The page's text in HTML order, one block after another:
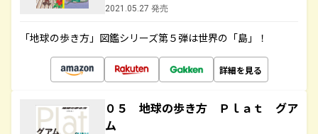
2021.05.27 発売
「地球の歩き方」図鑑シリーズ第５弾は世界の「島」！
詳細を見る
０５ 地球の歩き方 Ｐｌａｔ グア
ム